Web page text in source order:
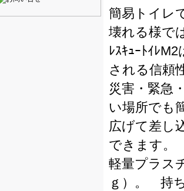
簡易トイレ
壊れる様で
ﾚｽｷｭｰﾄｲﾚ
される信頼
災害・緊急
い場所でも
広げて差し
できます。
軽量プラス
ｇ）。 持